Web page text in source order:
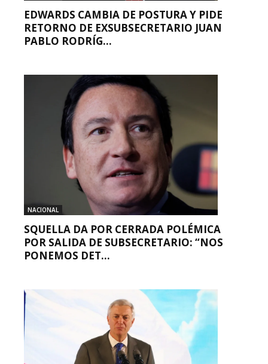
EDWARDS CAMBIA DE POSTURA Y PIDE
RETORNO DE EXSUBSECRETARIO JUAN
PABLO RODRÍG...
NACIONAL
SQUELLA DA POR CERRADA POLÉMICA
POR SALIDA DE SUBSECRETARIO: “NOS
PONEMOS DET...